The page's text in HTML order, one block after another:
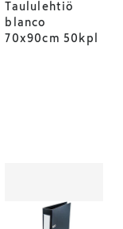
Taululehtiö
blanco
70x90cm 50kpl